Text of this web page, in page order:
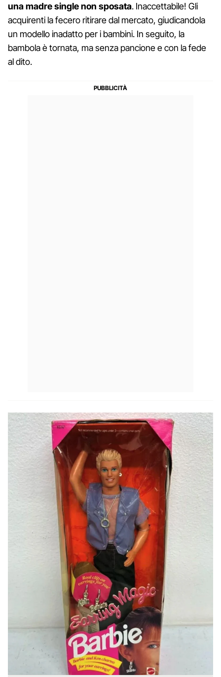
una madre single non sposata. Inaccettabile! Gli
acquirenti la fecero ritirare dal mercato, giudicandola
un modello inadatto per i bambini. In seguito, la
bambola è tornata, ma senza pancione e con la fede
al dito.